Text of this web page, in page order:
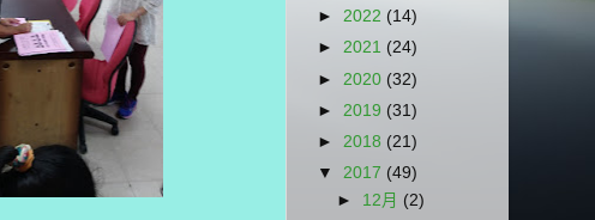
► 2022 (14)
► 2021 (24)
► 2020 (32)
► 2019 (31)
► 2018 (21)
▼ 2017 (49)
► 12月 (2)